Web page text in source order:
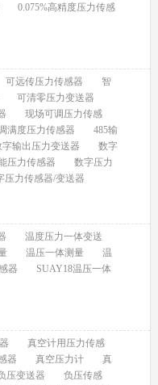
0.075%高精度压力传感
可远传压力传感器
智
可清零压力变送器
现场可调压力传感
满度压力传感器
485输
字输出压力变送器
数字
压力传感器
数字压力
压力传感器/变送器
温度压力一体变送
温压一体测量
温
器
SUAY18温压一体
真空计用压力传感
器 真空压力计
真
压变送器
负压传感